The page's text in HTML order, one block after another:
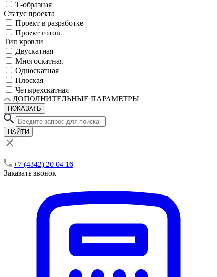
Т-образная
Статус проекта
Проект в разработке
Проект готов
Тип кровли
Двускатная
Многоскатная
Односкатная
Плоская
Четырехскатная
ДОПОЛНИТЕЛЬНЫЕ ПАРАМЕТРЫ
ПОКАЗАТЬ
НАЙТИ
+7 (4842) 20 04 16
Заказать звонок